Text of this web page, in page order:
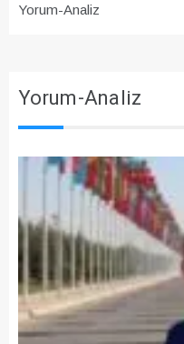
Yorum-Analiz
Yorum-Analiz